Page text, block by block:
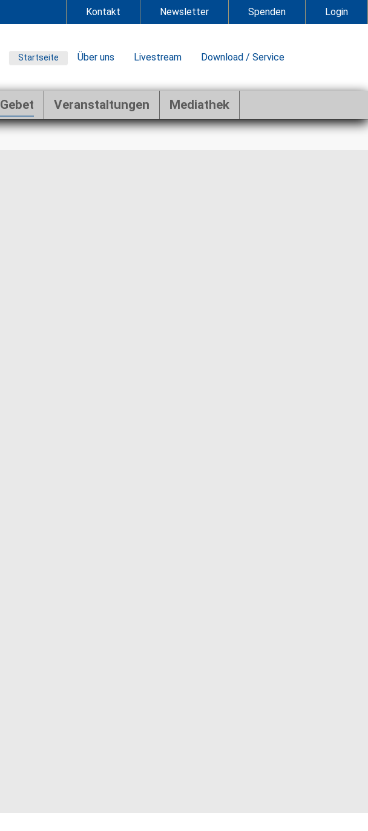
Kontakt Newsletter Spenden Login
Startseite Über uns Livestream Download / Service
Gebet Veranstaltungen Mediathek